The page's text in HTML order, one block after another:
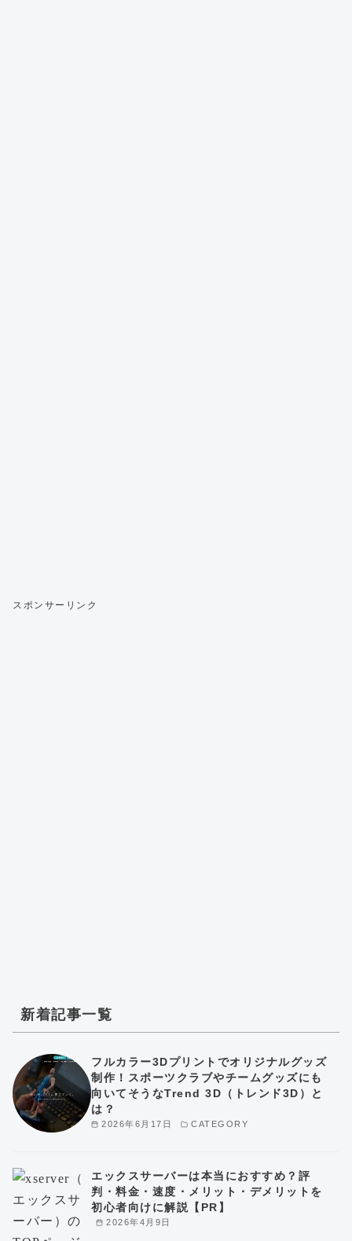
スポンサーリンク
新着記事一覧
2026年6月17日 CATEGORY
フルカラー3Dプリントでオリジナルグッズ
制作！スポーツクラブやチームグッズにも
向いてそうなTrend 3D（トレンド3D）と
は？
2026年4月9日
エックスサーバーは本当におすすめ？評
判・料金・速度・メリット・デメリットを
初心者向けに解説【PR】